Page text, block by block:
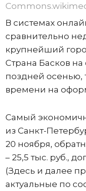
В системах
сравнительно
крупнейший
Страна Басков
поздней осенью,
времени на
Самый
из Санкт-
20 ноября,
– 25,5 тыс. руб.,
(Здесь и далее
актуальные по